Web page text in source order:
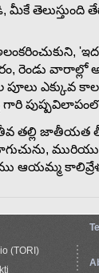
మీకే తెలుస్తుంది
, '
, రెండు వారాల్లో
ఎక్కువ
గారి
తల్లి జాతీయత
,
ఆయమ్మ
(TORI)